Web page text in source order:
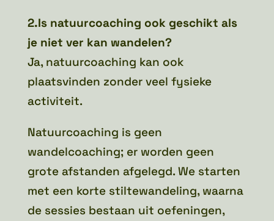
2.Is natuurcoaching ook geschikt als
je niet ver kan wandelen?
Ja, natuurcoaching kan ook
plaatsvinden zonder veel fysieke
activiteit.
Natuurcoaching is geen
wandelcoaching; er worden geen
grote afstanden afgelegd. We starten
met een korte stiltewandeling, waarna
de sessies bestaan uit oefeningen,